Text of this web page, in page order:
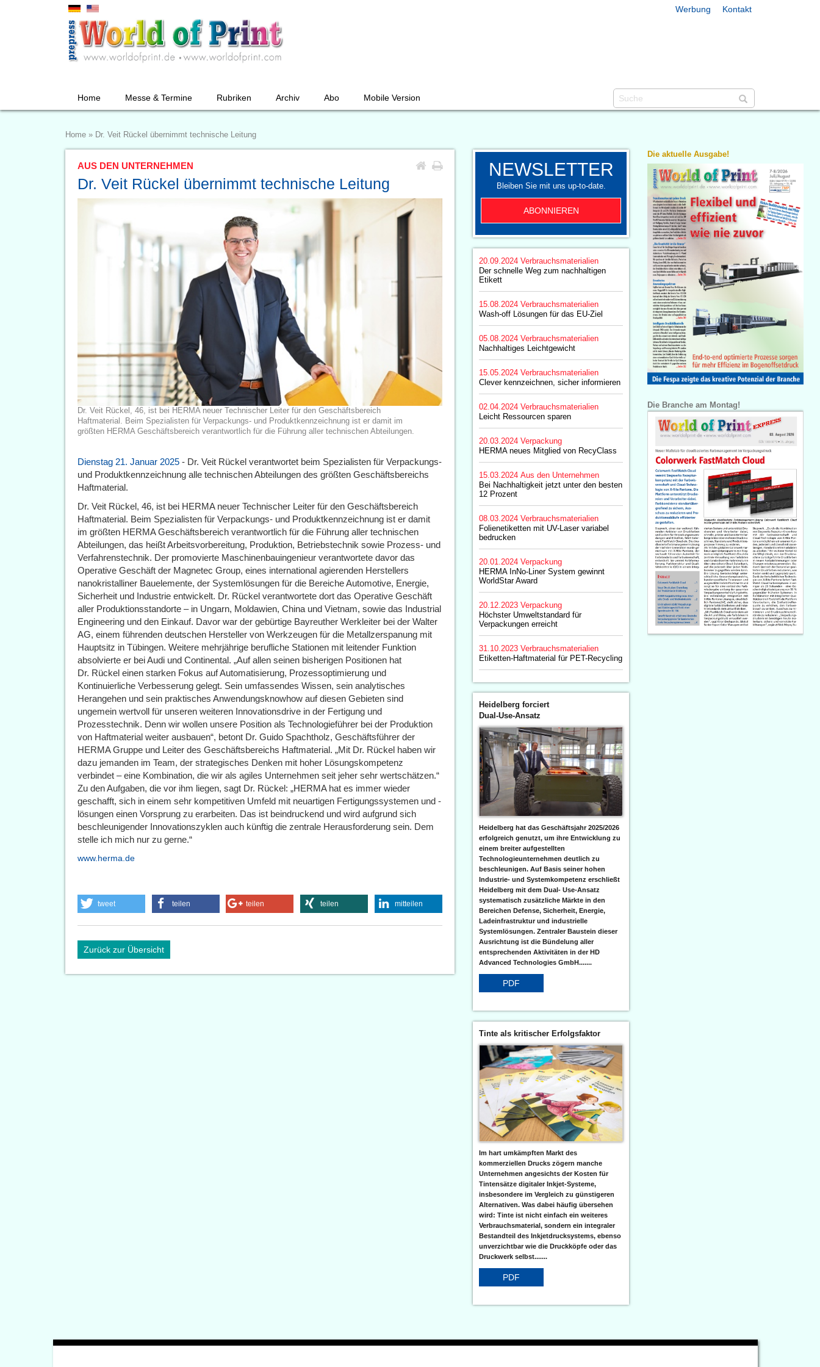
Werbung Kontakt
Home Messe & Termine Rubriken Archiv Abo Mobile Version
Home » Dr. Veit Rückel übernimmt technische Leitung
AUS DEN UNTERNEHMEN
Dr. Veit Rückel übernimmt technische Leitung
Dr. Veit Rückel, 46, ist bei HERMA neuer Technischer Leiter für den Geschäftsbereich
Haftmaterial. Beim Spezialisten für Verpackungs- und Produktkennzeichnung ist er damit im
größten HERMA Geschäftsbereich verantwortlich für die Führung aller technischen Abteilungen.
Dienstag 21. Januar 2025 - Dr. Veit Rückel verantwortet beim Spezialisten für Verpackungs-
und Produktkennzeichnung alle technischen Abteilungen des größten Geschäftsbereichs
Haftmaterial.
Dr. Veit Rückel, 46, ist bei HERMA neuer Technischer Leiter für den Geschäftsbereich
Haftmaterial. Beim Spezialisten für Verpackungs- und Produktkennzeichnung ist er damit
im größten HERMA Geschäftsbereich verantwortlich für die Führung aller technischen
Abteilungen, das heißt Arbeitsvorbereitung, Produktion, Betriebstechnik sowie Prozess- und
Verfahrenstechnik. Der promovierte Maschinenbauingenieur verantwortete davor das
Operative Geschäft der Magnetec Group, eines international agierenden Herstellers
nanokristalliner Bauelemente, der Systemlösungen für die Bereiche Automotive, Energie,
Sicherheit und Industrie entwickelt. Dr. Rückel verantwortete dort das Operative Geschäft
aller Produktionsstandorte – in Ungarn, Moldawien, China und Vietnam, sowie das Industrial
Engineering und den Einkauf. Davor war der gebürtige Bayreuther Werkleiter bei der Walter
AG, einem führenden deutschen Hersteller von Werkzeugen für die Metallzerspanung mit
Hauptsitz in Tübingen. Weitere mehrjährige berufliche Stationen mit leitender Funktion
absolvierte er bei Audi und Continental. „Auf allen seinen bisherigen Positionen hat
Dr. Rückel einen starken Fokus auf Automatisierung, Prozessoptimierung und
Kontinuierliche Verbesserung gelegt. Sein umfassendes Wissen, sein analytisches
Herangehen und sein praktisches Anwendungsknowhow auf diesen Gebieten sind
ungemein wertvoll für unseren weiteren Innovationsdrive in der Fertigung und
Prozesstechnik. Denn wir wollen unsere Position als Technologieführer bei der Produktion
von Haftmaterial weiter ausbauen“, betont Dr. Guido Spachtholz, Geschäftsführer der
HERMA Gruppe und Leiter des Geschäftsbereichs Haftmaterial. „Mit Dr. Rückel haben wir
dazu jemanden im Team, der strategisches Denken mit hoher Lösungskompetenz
verbindet – eine Kombination, die wir als agiles Unternehmen seit jeher sehr wertschätzen.“
Zu den Aufgaben, die vor ihm liegen, sagt Dr. Rückel: „HERMA hat es immer wieder
geschafft, sich in einem sehr kompetitiven Umfeld mit neuartigen Fertigungssystemen und -
lösungen einen Vorsprung zu erarbeiten. Das ist beindruckend und wird aufgrund sich
beschleunigender Innovationszyklen auch künftig die zentrale Herausforderung sein. Dem
stelle ich mich nur zu gerne.“
www.herma.de
tweet teilen teilen teilen mitteilen
Zurück zur Übersicht
NEWSLETTER
Bleiben Sie mit uns up-to-date.
ABONNIEREN
20.09.2024 Verbrauchsmaterialien
Der schnelle Weg zum nachhaltigen
Etikett
15.08.2024 Verbrauchsmaterialien
Wash-off Lösungen für das EU-Ziel
05.08.2024 Verbrauchsmaterialien
Nachhaltiges Leichtgewicht
15.05.2024 Verbrauchsmaterialien
Clever kennzeichnen, sicher informieren
02.04.2024 Verbrauchsmaterialien
Leicht Ressourcen sparen
20.03.2024 Verpackung
HERMA neues Mitglied von RecyClass
15.03.2024 Aus den Unternehmen
Bei Nachhaltigkeit jetzt unter den besten
12 Prozent
08.03.2024 Verbrauchsmaterialien
Folienetiketten mit UV-Laser variabel
bedrucken
20.01.2024 Verpackung
HERMA InNo-Liner System gewinnt
WorldStar Award
20.12.2023 Verpackung
Höchster Umweltstandard für
Verpackungen erreicht
31.10.2023 Verbrauchsmaterialien
Etiketten-Haftmaterial für PET-Recycling
Heidelberg forciert
Dual-Use-Ansatz
Heidelberg hat das Geschäftsjahr 2025/2026
erfolgreich genutzt, um ihre Entwicklung zu
einem breiter aufgestellten
Technologieunternehmen deutlich zu
beschleunigen. Auf Basis seiner hohen
Industrie- und Systemkompetenz erschließt
Heidelberg mit dem Dual- Use-Ansatz
systematisch zusätzliche Märkte in den
Bereichen Defense, Sicherheit, Energie,
Ladeinfrastruktur und industrielle
Systemlösungen. Zentraler Baustein dieser
Ausrichtung ist die Bündelung aller
entsprechenden Aktivitäten in der HD
Advanced Technologies GmbH.......
PDF
Tinte als kritischer Erfolgsfaktor
Im hart umkämpften Markt des
kommerziellen Drucks zögern manche
Unternehmen angesichts der Kosten für
Tintensätze digitaler Inkjet-Systeme,
insbesondere im Vergleich zu günstigeren
Alternativen. Was dabei häufig übersehen
wird: Tinte ist nicht einfach ein weiteres
Verbrauchsmaterial, sondern ein integraler
Bestandteil des Inkjetdrucksystems, ebenso
unverzichtbar wie die Druckköpfe oder das
Druckwerk selbst.......
PDF
Die aktuelle Ausgabe!
Die Branche am Montag!